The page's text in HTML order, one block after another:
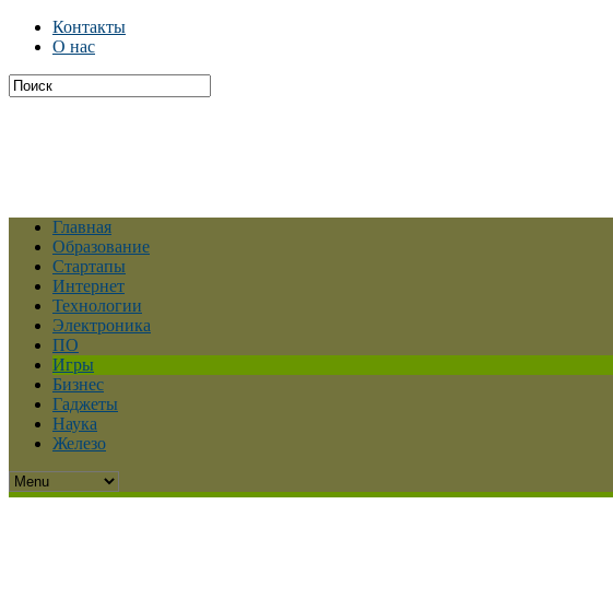
Контакты
О нас
Главная
Образование
Стартапы
Интернет
Технологии
Электроника
ПО
Игры
Бизнес
Гаджеты
Наука
Железо